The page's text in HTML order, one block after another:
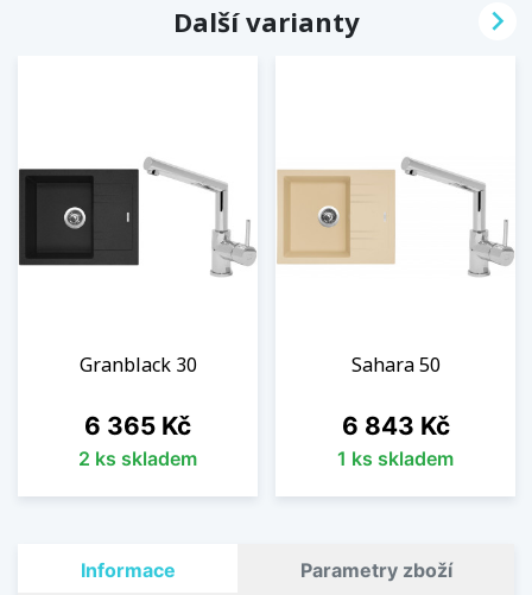
Další varianty
Granblack 30
Cena
6 365 Kč
2 ks skladem
Sahara 50
Cena
6 843 Kč
1 ks skladem

Informace Parametry zboží